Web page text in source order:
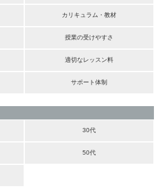
カリキュラム・教材
授業の受けやすさ
適切なレッスン料
サポート体制
30代
50代